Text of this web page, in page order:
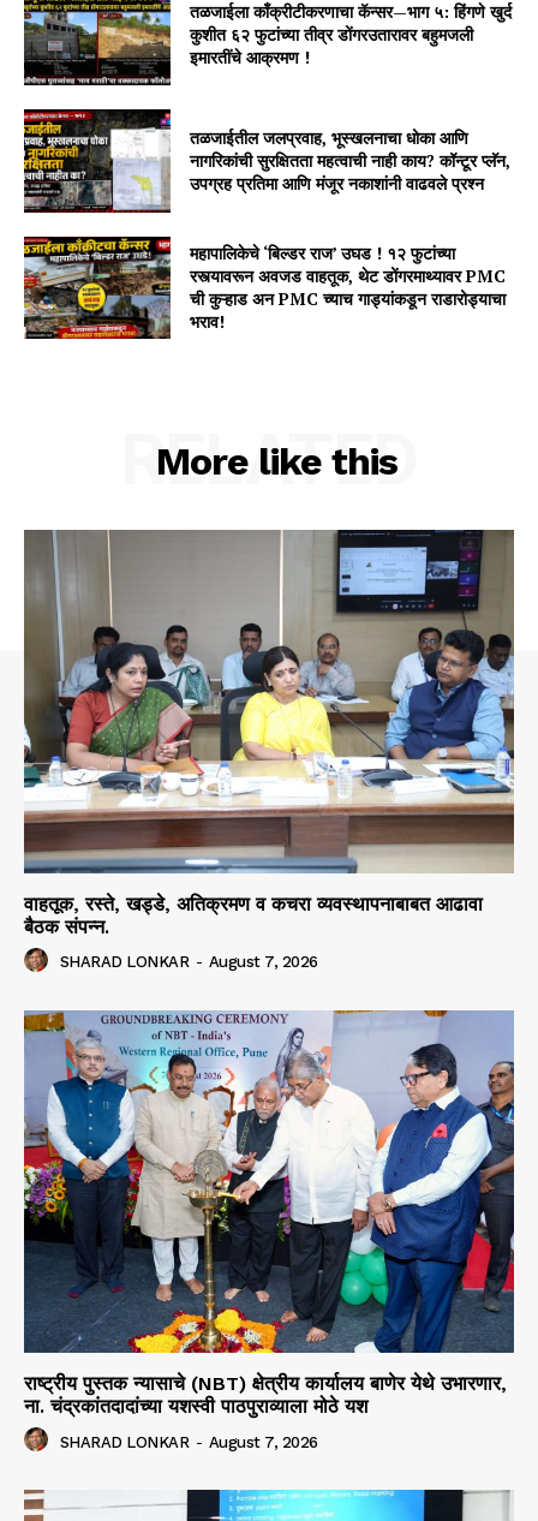
तळजाईला काँक्रीटीकरणाचा कॅन्सर—भाग ५: हिंगणे खुर्द
कुशीत ६२ फुटांच्या तीव्र डोंगरउतारावर बहुमजली
इमारतींचे आक्रमण !
तळजाईतील जलप्रवाह, भूस्खलनाचा धोका आणि
नागरिकांची सुरक्षितता महत्वाची नाही काय? कॉन्टूर प्लॅन,
उपग्रह प्रतिमा आणि मंजूर नकाशांनी वाढवले प्रश्न
महापालिकेचे ‘बिल्डर राज’ उघड ! १२ फुटांच्या
रस्त्यावरून अवजड वाहतूक, थेट डोंगरमाथ्यावर PMC
ची कुऱ्हाड अन PMC च्याच गाड्यांकडून राडारोड्याचा
भराव!
More like this
RELATED
वाहतूक, रस्ते, खड्डे, अतिक्रमण व कचरा व्यवस्थापनाबाबत आढावा
बैठक संपन्न.
SHARAD LONKAR - August 7, 2026
राष्ट्रीय पुस्तक न्यासाचे (NBT) क्षेत्रीय कार्यालय बाणेर येथे उभारणार,
ना. चंद्रकांतदादांच्या यशस्वी पाठपुराव्याला मोठे यश
SHARAD LONKAR - August 7, 2026